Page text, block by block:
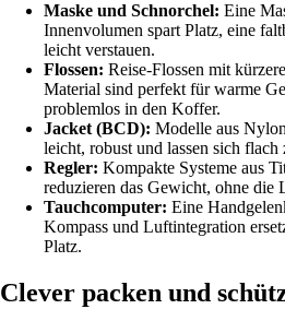
Maske und Schnorchel: Eine
Innenvolumen spart Platz, eine
leicht verstauen.
Flossen: Reise-Flossen mit
Material sind perfekt für warme
problemlos in den Koffer.
Jacket (BCD): Modelle aus
leicht, robust und lassen sich flach
Regler: Kompakte Systeme aus
reduzieren das Gewicht, ohne die
Tauchcomputer: Eine
Kompass und Luftintegration
Platz.
Clever packen und